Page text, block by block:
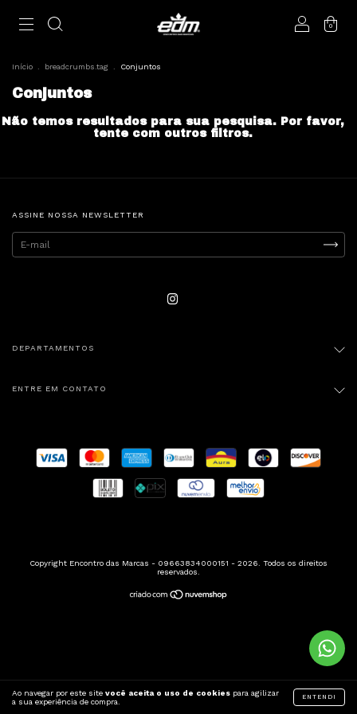
0
Ao navegar por este site você aceita o uso de cookies para agilizar
a sua experiência de compra.
ENTENDI
Início breadcrumbs.tag Conjuntos
Conjuntos
Não temos resultados para sua pesquisa. Por favor,
tente com outros filtros.
ASSINE NOSSA NEWSLETTER
DEPARTAMENTOS
ENTRE EM CONTATO
Copyright Encontro das Marcas - 09663834000151 - 2026. Todos os direitos
reservados.